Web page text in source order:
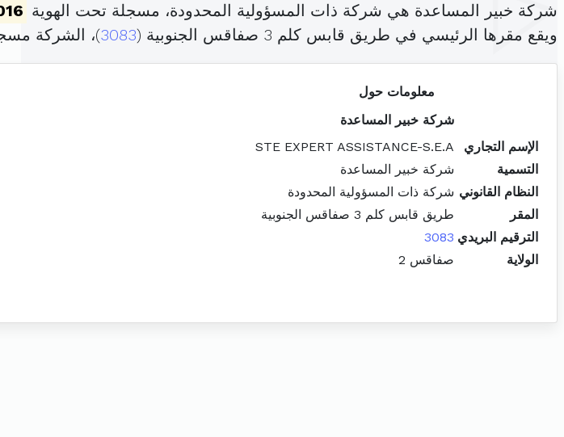
شركة خبير المساعدة هي شركة ذات المسؤولية المحدودة، مسجلة تحت الهوية
ويقع مقرها الرئيسي في طريق قابس كلم 3 صفاقس الجنوبية (
3083)، الشركة
معلومات حول
شركة خبير المساعدة
الإسم التجاري
STE EXPERT ASSISTANCE-S.E.A
التسمية
شركة خبير المساعدة
النظام القانوني شركة ذات المسؤولية المحدودة
المقر
طريق قابس كلم 3 صفاقس الجنوبية
الترقيم البريدي 3083
الولاية
صفاقس 2